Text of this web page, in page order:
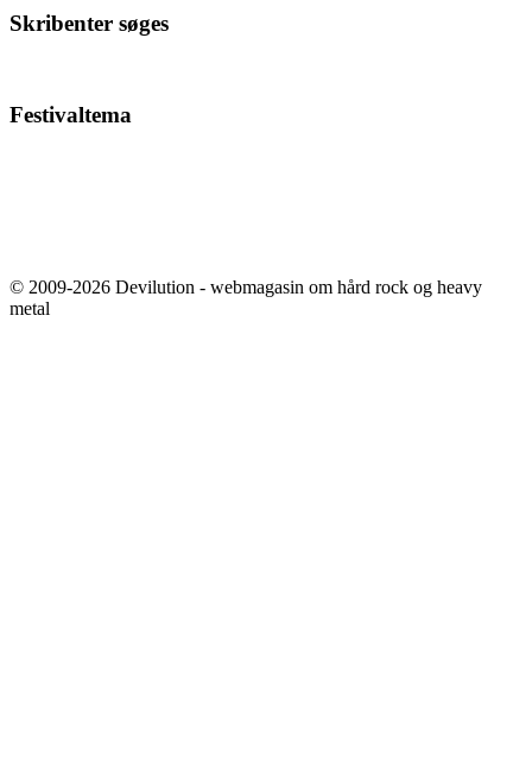
Skribenter søges
Festivaltema
© 2009-2026 Devilution - webmagasin om hård rock og heavy
metal